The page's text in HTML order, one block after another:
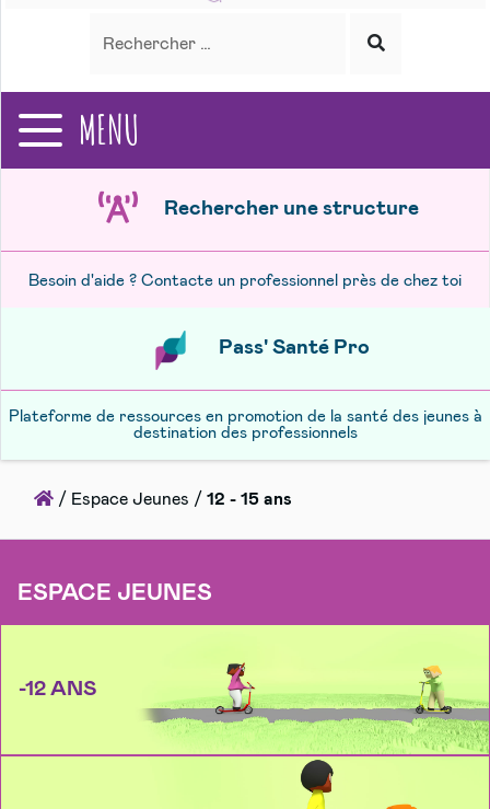
Lancer
recherche
MENU
Rechercher une structure
Besoin d'aide ? Contacte un professionnel près de chez toi
Pass' Santé Pro
Plateforme de ressources en promotion de la santé des jeunes à
destination des professionnels
Accueil
/ Espace Jeunes / 12 - 15 ans
ESPACE JEUNES
-12 ANS